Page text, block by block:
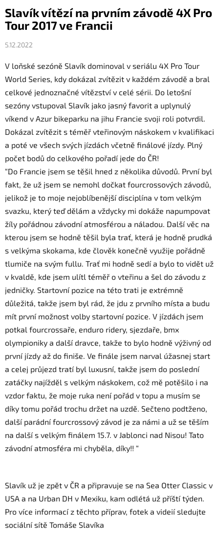
Slavík vítězí na prvním závodě 4X Pro
Tour 2017 ve Francii
5.12.2022
V loňské sezóně Slavík dominoval v seriálu 4X Pro Tour
World Series, kdy dokázal zvítězit v každém závodě a bral
celkové jednoznačné vítězství v celé sérii. Do letošní
sezóny vstupoval Slavík jako jasný favorit a uplynulý
víkend v Azur bikeparku na jihu Francie svoji roli potvrdil.
Dokázal zvítězit s téměř vteřinovým náskokem v kvalifikaci
a poté ve všech svých jízdách včetně finálové jízdy. Plný
počet bodů do celkového pořadí jede do ČR!
“Do Francie jsem se těšil hned z několika důvodů. První byl
fakt, že už jsem se nemohl dočkat fourcrossových závodů,
jelikož je to moje nejoblíbenější disciplína v tom velkým
svazku, který teď dělám a vždycky mi dokáže napumpovat
žíly pořádnou závodní atmosférou a náladou. Další věc na
kterou jsem se hodně těšil byla trať, která je hodně prudká
s velkýma skokama, kde člověk konečně využije pořádně
tlumiče na svým fullu. Trať mi hodně sedí a bylo to vidět už
v kvaldě, kde jsem ulítl téměř o vteřinu a šel do závodu z
jedničky. Startovní pozice na této trati je extrémně
důležitá, takže jsem byl rád, že jdu z prvního místa a budu
mít první možnost volby startovní pozice. V jízdách jsem
potkal fourcrossaře, enduro ridery, sjezdaře, bmx
olympioniky a další dravce, takže to bylo hodně výživný od
první jízdy až do finiše. Ve finále jsem narval úžasnej start
a celej průjezd tratí byl luxusní, takže jsem do poslední
zatáčky najížděl s velkým náskokem, což mě potěšilo i na
vzdor faktu, že moje ruka není pořád v topu a musím se
díky tomu pořád trochu držet na uzdě. Sečteno podtženo,
další parádní fourcrossový závod je za námi a už se těším
na další s velkým finálem 15.7. v Jablonci nad Nisou! Tato
závodní atmosféra mi chyběla, díky!! “
Slavík už je zpět v ČR a připravuje se na Sea Otter Classic v
USA a na Urban DH v Mexiku, kam odlétá už příští týden.
Pro více informací z těchto příprav, fotek a videií sledujte
sociální sítě Tomáše Slavíka